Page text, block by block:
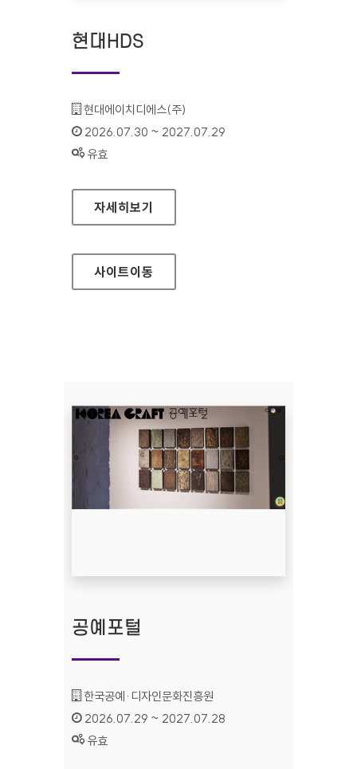
현대HDS
기관명 :
현대에이치디에스(주)
인증기간 :
2026.07.30 ~ 2027.07.29
상태 :
유효
현대HDS
자세히보기
사이트이동
공예포털
기관명 :
한국공예·디자인문화진흥원
인증기간 :
2026.07.29 ~ 2027.07.28
상태 :
유효